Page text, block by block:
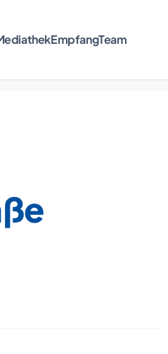
EmpfangTeam